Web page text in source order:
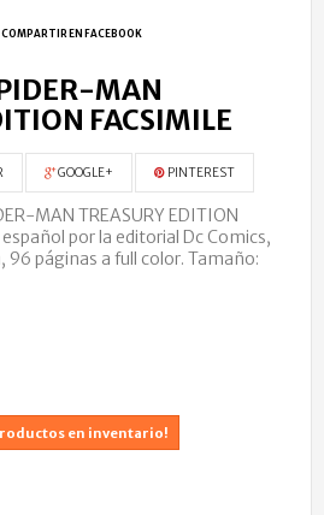
COMPARTIR EN FACEBOOK
MAN
FACSIMILE
GOOGLE+ PINTEREST
MAN TREASURY EDITION
por la editorial Dc Comics,
96 páginas a full color. Tamaño:
en inventario!